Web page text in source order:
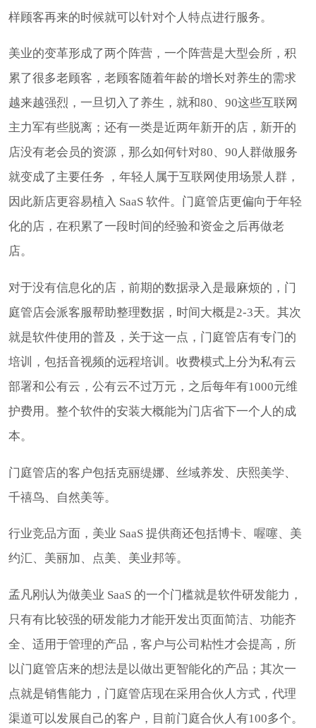
样顾客再来的时候就可以针对个人特点进行服务。
美业的变革形成了两个阵营，一个阵营是大型会所，积
累了很多老顾客，老顾客随着年龄的增长对养生的需求
越来越强烈，一旦切入了养生，就和80、90这些互联网
主力军有些脱离；还有一类是近两年新开的店，新开的
店没有老会员的资源，那么如何针对80、90人群做服务
就变成了主要任务 ，年轻人属于互联网使用场景人群，
因此新店更容易植入 SaaS 软件。门庭管店更偏向于年轻
化的店，在积累了一段时间的经验和资金之后再做老
店。
对于没有信息化的店，前期的数据录入是最麻烦的，门
庭管店会派客服帮助整理数据，时间大概是2-3天。其次
就是软件使用的普及，关于这一点，门庭管店有专门的
培训，包括音视频的远程培训。收费模式上分为私有云
部署和公有云，公有云不过万元，之后每年有1000元维
护费用。整个软件的安装大概能为门店省下一个人的成
本。
门庭管店的客户包括克丽缇娜、丝域养发、庆熙美学、
千禧鸟、自然美等。
行业竞品方面，美业 SaaS 提供商还包括博卡、喔噻、美
约汇、美丽加、点美、美业邦等。
孟凡刚认为做美业 SaaS 的一个门槛就是软件研发能力，
只有有比较强的研发能力才能开发出页面简洁、功能齐
全、适用于管理的产品，客户与公司粘性才会提高，所
以门庭管店来的想法是以做出更智能化的产品；其次一
点就是销售能力，门庭管店现在采用合伙人方式，代理
渠道可以发展自己的客户，目前门庭合伙人有100多个。